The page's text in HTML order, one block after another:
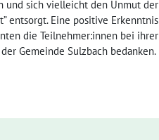
und sich vielleicht den Unmut der
entsorgt. Eine positive Erkenntnis
die Teilnehmer:innen bei ihrer
Gemeinde Sulzbach bedanken.